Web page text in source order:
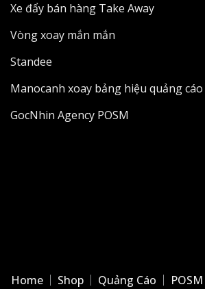
Xe đẩy bán hàng Take Away
Vòng xoay mắn mắn
Standee
Manocanh xoay bảng hiệu quảng cáo
GocNhin Agency POSM
Home Shop Quảng Cáo POSM